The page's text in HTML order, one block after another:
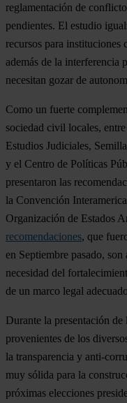
reglamentación de
pendientes. El estudio
recursos para
además de la interferencia
necesitan gozar de
Como un fuerte
sociedad civil locales,
Estudios Judiciales,
y el Centro de Políticas
presentaron las
la Convención
Organización de Estados
recomendaciones, que
en Septiembre pasado,
necesidad del
de un marco legal
Durante la presentación
provenientes de los
la transparencia y anti-
muy sólida para la
próximas elecciones